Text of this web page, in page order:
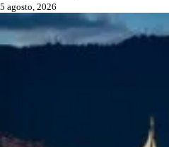
5 agosto, 2026